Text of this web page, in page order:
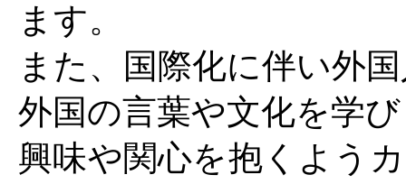
ます。
また、国際化に伴い外
外国の言葉や文化を学び
興味や関心を抱くよう